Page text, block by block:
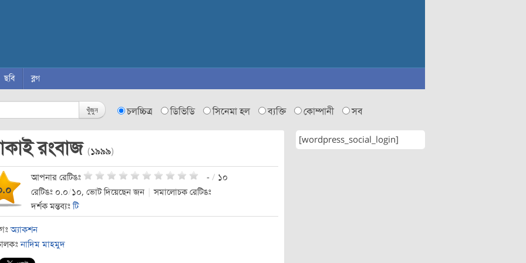
ছবি ব্লগ
খুঁজুন চলচ্চিত্র ডিভিডি সিনেমা হল ব্যক্তি কোম্পানী সব
রংবাজ (১৯৯৯)
আপনার রেটিঙঃ - / ১০
রেটিঙঃ ০.০/১০, ভোট দিয়েছেন জন
সমালোচক রেটিঙঃ
দর্শক মন্তব্যঃটি
অ্যাকশন
নাদিম মাহমুদ
[wordpress_social_login]